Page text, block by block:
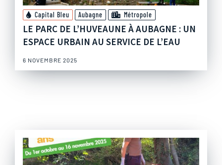
Capital Bleu Aubagne Métropole
LE PARC DE L’HUVEAUNE À AUBAGNE : UN
ESPACE URBAIN AU SERVICE DE L’EAU
6 NOVEMBRE 2025